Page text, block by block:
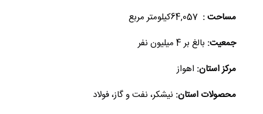
مساحت :
جمعیت: بالغ بر 4 میلیون نفر
مرکز استان: اهواز
محصولات استان: نیشکر، نفت و گاز، فولاد